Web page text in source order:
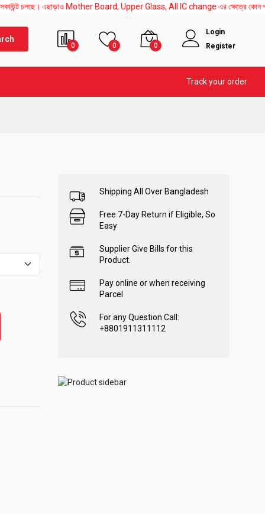
এছাড়াও Mother Board, Upper Glass, All IC change এর ক্ষেত্রে কোন প্রকার
0 0 0
Login
Register
Track your order
Shipping All Over Bangladesh
Free 7-Day Return if Eligible, So
Easy
Supplier Give Bills for this
Product.
Pay online or when receiving
Parcel
For any Question Call:
+8801911311112